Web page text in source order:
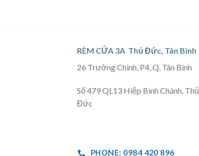
RÈM CỬA 3A Thủ Đức, Tân Bình
26 Trường Chinh, P4, Q. Tân Bình
Số 479 QL13 Hiệp Bình Chánh, Thủ
Đức
PHONE: 0984 420 896